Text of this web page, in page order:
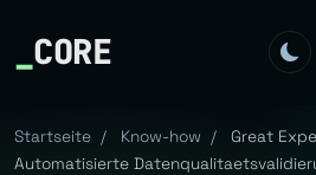
_CORE
Startseite / Know-how /
Great
Automatisierte